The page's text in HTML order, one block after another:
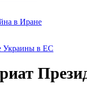
в Иране
Украины в ЕС